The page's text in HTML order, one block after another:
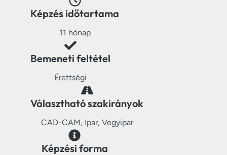
Képzés időtartama
11 hónap
Bemeneti feltétel
Érettségi
Választható szakirányok
CAD-CAM, Ipar, Vegyipar
Képzési forma